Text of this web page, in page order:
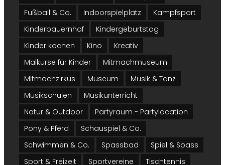
Fußball & Co.
Indoorspielplatz
Kampfsport
Kinderbauernhof
Kindergeburtstag
Kinder kochen
Kino
Kreativ
Malkurse für Kinder
Mitmachmuseum
Mitmachzirkus
Museum
Musik & Tanz
Musikschulen
Musikunterricht
Natur & Outdoor
Partyraum - Partylocation
Pony & Pferd
Schauspiel & Co.
Schwimmen & Co.
Spassbad
Spiel & Spass
Sport & Freizeit
Sportvereine Tischtennis